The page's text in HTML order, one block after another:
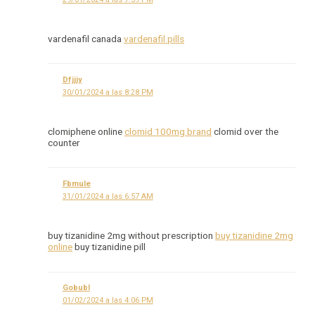
vardenafil canada vardenafil pills
Dfjjjy
30/01/2024 a las 8:28 PM
clomiphene onlineclomid 100mg brand clomid over the
counter
Fbmule
31/01/2024 a las 6:57 AM
buy tizanidine 2mg without prescription buy tizanidine 2mg
onlinebuy tizanidine pill
Gobubl
01/02/2024 a las 4:06 PM